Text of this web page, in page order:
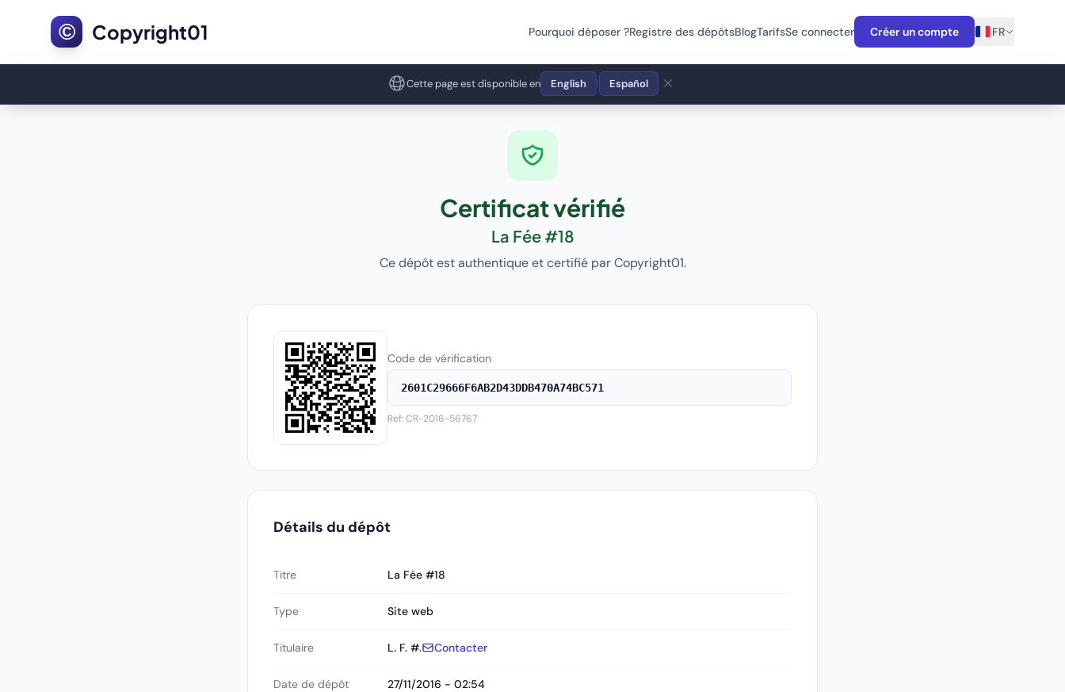
© Copyright01 Pourquoi déposer ?Registre des dépôtsBlogTarifsSe connecter Créer un compte FR
Cette page est disponible en English | Español
Certificat vérifié
La Fée #18
Ce dépôt est authentique et certifié par Copyright01.
Code de vérification
2601C29666F6AB2D43DDB470A74BC571
Ref: CR-2016-56767
Détails du dépôt
Titre La Fée #18
Type Site web
Titulaire L. F. #. Contacter
Date de dépôt 27/11/2016 - 02:54